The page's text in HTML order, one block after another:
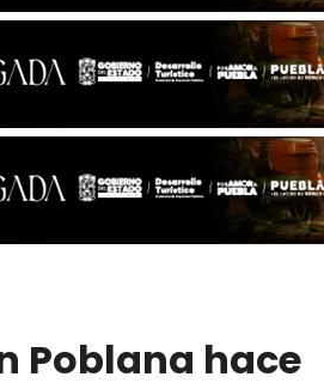
Poblana hace